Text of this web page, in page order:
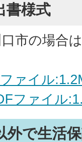
書様式
市の場合
ァイル
ファイル
外で生活